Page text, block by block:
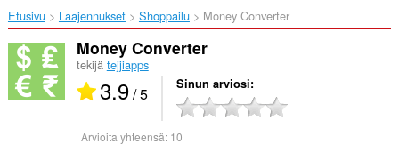
Etusivu Laajennukset Shoppailu Money Converter‎
Money Converter
tekijä tejjiapps
3.9/ 5 Sinun arviosi
Arvioita yhteensä: 10